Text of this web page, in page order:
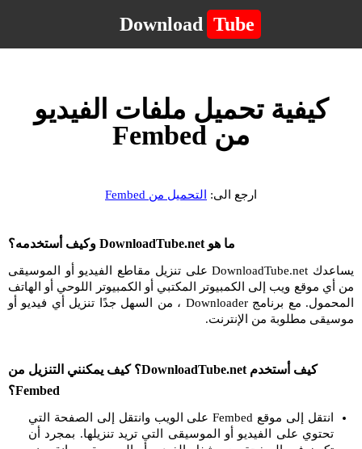
Download Tube
كيفية تحميل ملفات الفيديو
من Fembed
ارجع الى: التحميل من Fembed
ما هو DownloadTube.net وكيف أستخدمه؟
يساعدك DownloadTube.net على تنزيل مقاطع الفيديو أو الموسيقى
من أي موقع ويب إلى الكمبيوتر المكتبي أو الكمبيوتر اللوحي أو الهاتف
المحمول. مع برنامج Downloader ، من السهل جدًا تنزيل أي فيديو أو
موسيقى مطلوبة من الإنترنت.
كيف أستخدم DownloadTube.net؟ كيف يمكنني التنزيل من
Fembed؟
انتقل إلى موقع Fembed على الويب وانتقل إلى الصفحة التي
تحتوي على الفيديو أو الموسيقى التي تريد تنزيلها. بمجرد أن